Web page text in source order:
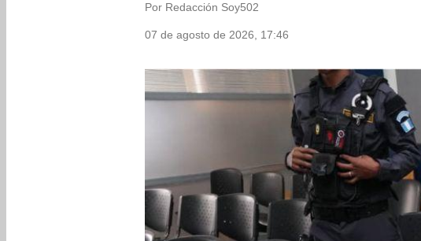
Por Redacción Soy502
07 de agosto de 2026, 17:46